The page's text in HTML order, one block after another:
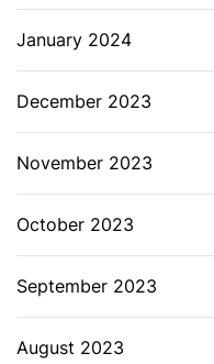
January 2024
December 2023
November 2023
October 2023
September 2023
August 2023